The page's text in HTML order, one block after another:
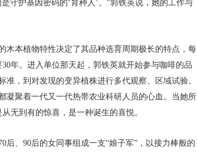
守护基因密码的‘育种人’。”郭铁英说，她的工作与
木本植物特性决定了其品种选育周期极长的特点，每
年。进入单位那天起，郭铁英就开始参与咖啡的品
，到对发现的变异植株进行多代观察、区域试验、
凝聚着一代又一代热带农业科研人员的心血。当她所
无到有的惊喜，是一种诞生的喜悦。
后、90后的女同事组成一支“娘子军”，以接力棒般的